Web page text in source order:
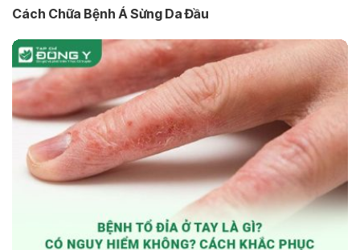
Cách Chữa Bệnh Á Sừng Da Đầu